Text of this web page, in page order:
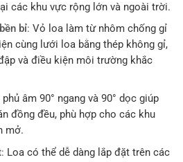
các khu vực rộng lớn và ngoài trời.
bỉ: Vỏ loa làm từ nhôm chống gỉ
cùng lưới loa bằng thép không gỉ,
và điều kiện môi trường khắc
phủ âm 90° ngang và 90° dọc giúp
đồng đều, phù hợp cho các khu
mở.
: Loa có thể dễ dàng lắp đặt trên các